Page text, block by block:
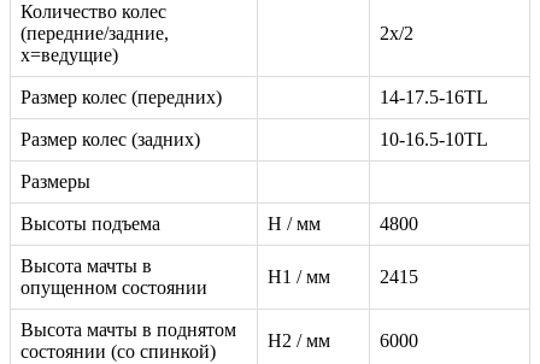
Количество колес
(передние/задние,
х=ведущие)
2x/2
Размер колес (передних) 14-17.5-16TL
Размер колес (задних) 10-16.5-10TL
Размеры
Высоты подъема H / мм 4800
Высота мачты в
опущенном состоянии
H1 / мм 2415
Высота мачты в поднятом
состоянии (со спинкой)
H2 / мм 6000